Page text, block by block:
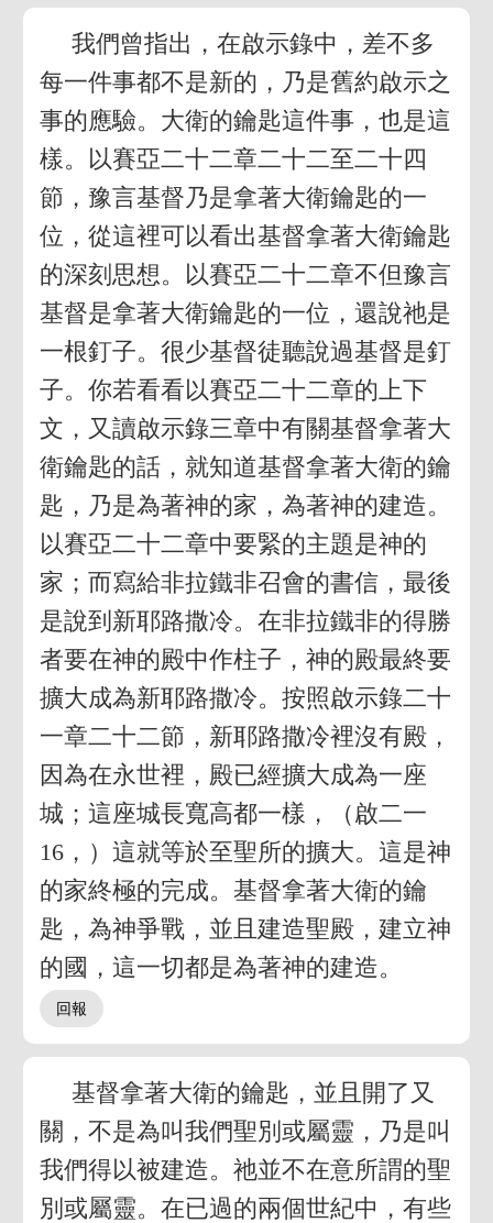
我們曾指出，在啟示錄中，差不多
每一件事都不是新的，乃是舊約啟示之
事的應驗。大衛的鑰匙這件事，也是這
樣。以賽亞二十二章二十二至二十四
節，豫言基督乃是拿著大衛鑰匙的一
位，從這裡可以看出基督拿著大衛鑰匙
的深刻思想。以賽亞二十二章不但豫言
基督是拿著大衛鑰匙的一位，還說祂是
一根釘子。很少基督徒聽說過基督是釘
子。你若看看以賽亞二十二章的上下
文，又讀啟示錄三章中有關基督拿著大
衛鑰匙的話，就知道基督拿著大衛的鑰
匙，乃是為著神的家，為著神的建造。
以賽亞二十二章中要緊的主題是神的
家；而寫給非拉鐵非召會的書信，最後
是說到新耶路撒冷。在非拉鐵非的得勝
者要在神的殿中作柱子，神的殿最終要
擴大成為新耶路撒冷。按照啟示錄二十
一章二十二節，新耶路撒冷裡沒有殿，
因為在永世裡，殿已經擴大成為一座
城；這座城長寬高都一樣，（啟二一
16，）這就等於至聖所的擴大。這是神
的家終極的完成。基督拿著大衛的鑰
匙，為神爭戰，並且建造聖殿，建立神
的國，這一切都是為著神的建造。
基督拿著大衛的鑰匙，並且開了又
關，不是為叫我們聖別或屬靈，乃是叫
我們得以被建造。祂並不在意所謂的聖
別或屬靈。在已過的兩個世紀中，有些